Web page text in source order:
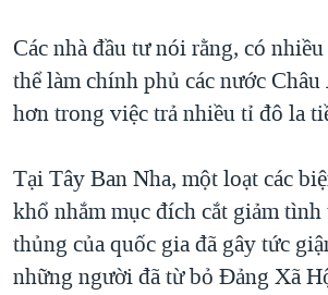
Các nhà đầu tư nói rằng, có
thể làm chính phủ các nước
hơn trong việc trả nhiều tỉ đô la
Tại Tây Ban Nha, một loạt các
khổ nhắm mục đích cắt giảm tình
thủng của quốc gia đã gây tức
những người đã từ bỏ Đảng Xã